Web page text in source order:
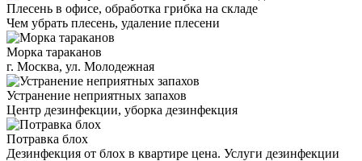
Плесень в офисе, обработка грибка на складе
Чем убрать плесень, удаление плесени
Морка тараканов
г. Москва, ул. Молодежная
Устранение неприятных запахов
Центр дезинфекции, уборка дезинфекция
Потравка блох
Дезинфекция от блох в квартире цена. Услуги дезинфекции